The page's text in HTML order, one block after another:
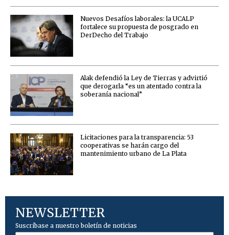
Nuevos Desafíos laborales: la UCALP
fortalece su propuesta de posgrado en
DerDecho del Trabajo
Alak defendió la Ley de Tierras y advirtió
que derogarla “es un atentado contra la
soberanía nacional”
Licitaciones para la transparencia: 53
cooperativas se harán cargo del
mantenimiento urbano de La Plata
NEWSLETTER
Suscríbase a nuestro boletín de noticias